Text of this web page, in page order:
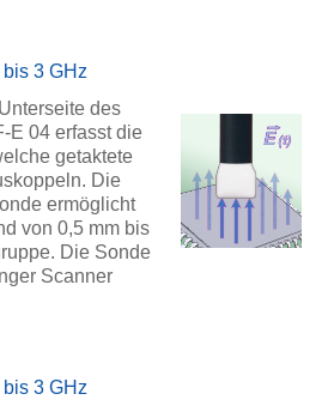
3 GHz
des
E 04 erfasst die
getaktete
Die
ermöglicht
von 0,5 mm bis
Die Sonde
Scanner
3 GHz